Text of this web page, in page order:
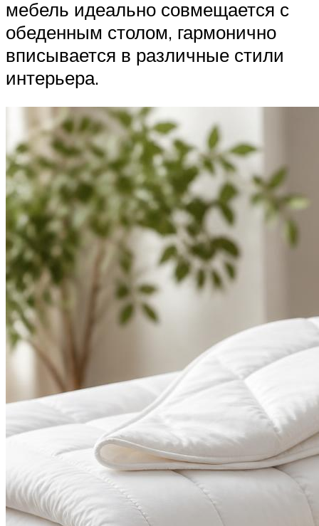
мебель идеально совмещается с
обеденным столом, гармонично
вписывается в различные стили
интерьера.